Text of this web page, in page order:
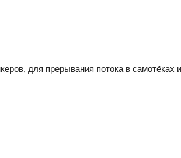
для прерывания потока в самотёках